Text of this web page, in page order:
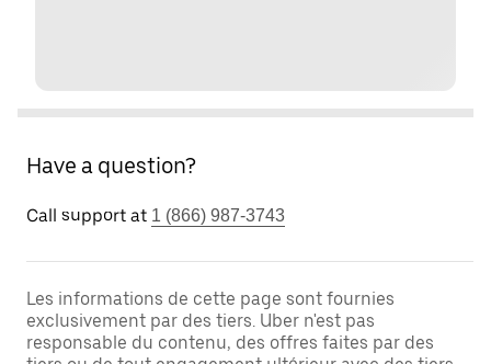
Have a question?
Call support at 1 (866) 987-3743
Les informations de cette page sont fournies
exclusivement par des tiers. Uber n'est pas
responsable du contenu, des offres faites par des